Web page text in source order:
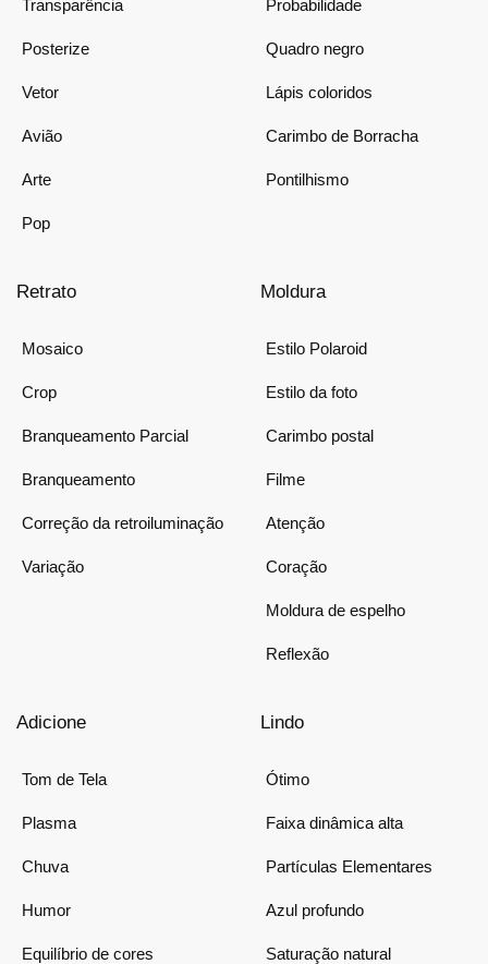
Transparência
Posterize
Vetor
Avião
Arte
Pop
Probabilidade
Quadro negro
Lápis coloridos
Carimbo de Borracha
Pontilhismo
Retrato
Mosaico
Crop
Branqueamento Parcial
Branqueamento
Correção da retroiluminação
Variação
Moldura
Estilo Polaroid
Estilo da foto
Carimbo postal
Filme
Atenção
Coração
Moldura de espelho
Reflexão
Adicione
Tom de Tela
Plasma
Chuva
Humor
Equilíbrio de cores
Lindo
Ótimo
Faixa dinâmica alta
Partículas Elementares
Azul profundo
Saturação natural